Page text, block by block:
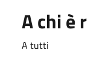
A chi è
A tutti